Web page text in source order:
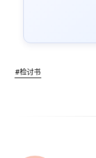
#检讨书